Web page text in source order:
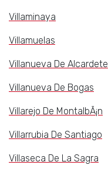
Villaminaya
Villamuelas
Villanueva De Alcardete
Villanueva De Bogas
Villarejo De MontalbÃ¡n
Villarrubia De Santiago
Villaseca De La Sagra